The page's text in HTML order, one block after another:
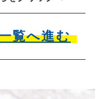
覧へ進む